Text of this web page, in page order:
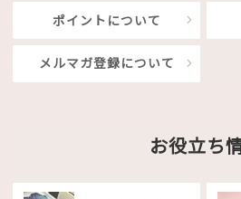
ポイントについて
メルマガ登録について
お役立ち